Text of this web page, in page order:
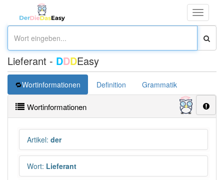
Toggle
Lieferant - DDDEasy
Wortinformationen Definition Grammatik
Wortinformationen
Artikel: der
Wort: Lieferant